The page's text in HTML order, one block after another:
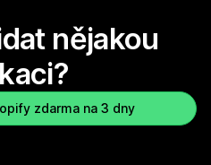
nějakou
zdarma na 3 dny